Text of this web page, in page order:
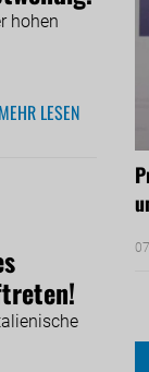
hohen
MEHR LESEN